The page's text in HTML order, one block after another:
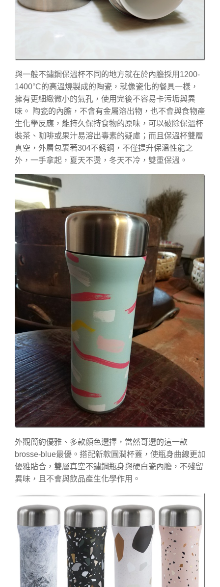
與一般不鏽鋼保溫杯不同的地方就在於內膽採用1200-
1400°C的高溫燒製成的陶瓷，就像瓷化的餐具一樣，
擁有更細緻微小的氣孔，使用完後不容易卡污垢與異
味。 陶瓷的內膽，不會有金屬溶出物，也不會與食物產
生化學反應，能持久保持食物的原味，可以破除保溫杯
裝茶、咖啡或果汁易溶出毒素的疑慮；而且保溫杯雙層
真空，外層包裹著304不銹鋼，不僅提升保溫性能之
外，一手拿起，夏天不燙，冬天不冷，雙重保溫。
外觀簡約優雅、多款顏色選擇，當然哥選的這一款
brosse-blue最優。搭配新款圓潤杯蓋，使瓶身曲線更加
優雅貼合，雙層真空不鏽鋼瓶身與硬白瓷內膽，不殘留
異味，且不會與飲品產生化學作用。